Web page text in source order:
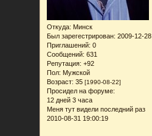
Откуда: Минск
Был зарегестрирован: 2009-12-28
Приглашений: 0
Сообщений: 631
Репутация: +92
Пол: Мужской
Возраст: 35 [1990-08-22]
Просидел на форуме:
12 дней 3 часа
Меня тут видели последний раз
2010-08-31 19:00:19